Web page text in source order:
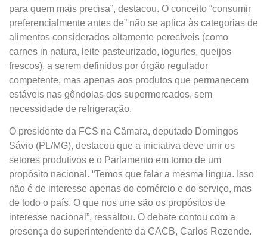
para quem mais precisa”, destacou. O conceito “consumir
preferencialmente antes de” não se aplica às categorias de
alimentos considerados altamente perecíveis (como
carnes in natura, leite pasteurizado, iogurtes, queijos
frescos), a serem definidos por órgão regulador
competente, mas apenas aos produtos que permanecem
estáveis nas gôndolas dos supermercados, sem
necessidade de refrigeração.
O presidente da FCS na Câmara, deputado Domingos
Sávio (PL/MG), destacou que a iniciativa deve unir os
setores produtivos e o Parlamento em torno de um
propósito nacional. “Temos que falar a mesma língua. Isso
não é de interesse apenas do comércio e do serviço, mas
de todo o país. O que nos une são os propósitos de
interesse nacional”, ressaltou. O debate contou com a
presença do superintendente da CACB, Carlos Rezende.